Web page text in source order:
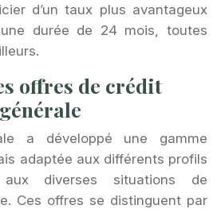
d’un taux plus avantageux
durée de 24 mois, toutes
offres de crédit
a développé une gamme
adaptée aux différents profils
aux diverses situations de
Ces offres se distinguent par